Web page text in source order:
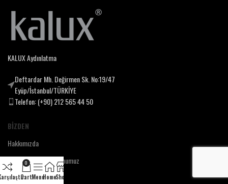
KALUX Aydınlatma
Deftardar Mh. Değirmen Sk. No:19/47
Eyüp/İstanbul/TÜRKİYE
Telefon: (+90) 212 565 44 50
BIZDEN
Hakkımızda
Misyonumuz ve Vizyonumuz
Kalite ve Güvence
0
CartMenuHomeShop